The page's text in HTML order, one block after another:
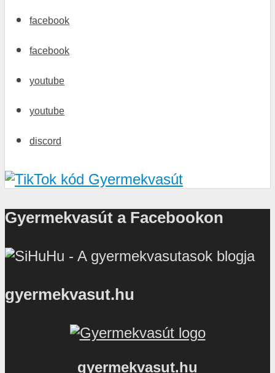
facebook
facebook
youtube
youtube
discord
Gyermekvasút a Facebookon
gyermekvasut.hu
gyermekvasut.hu